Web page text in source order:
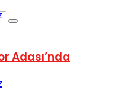
Adası’nda